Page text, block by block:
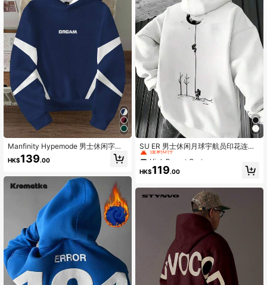
63K 追蹤者
63K 追蹤者
63K 追蹤者
Manfinity Hypemode 男士休闲字母
印花长袖连帽衫
HK$139.00
SU ER 男士休闲月球宇航员印花连帽
衫，带口袋，秋冬款
High Repeat Customers
僅剩6件
High Repeat Customers
僅剩6件
High Repeat Customers
僅剩6件
High Repeat Customers
僅剩6件
HK$119.00